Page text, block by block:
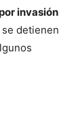
invasión
detienen